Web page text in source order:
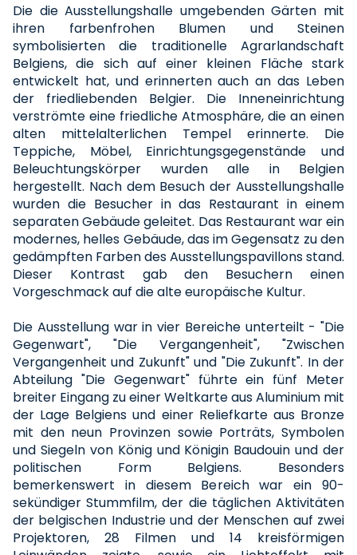
Die die Ausstellungshalle umgebenden Gärten mit
ihren farbenfrohen Blumen und Steinen
symbolisierten die traditionelle Agrarlandschaft
Belgiens, die sich auf einer kleinen Fläche stark
entwickelt hat, und erinnerten auch an das Leben
der friedliebenden Belgier. Die Inneneinrichtung
verströmte eine friedliche Atmosphäre, die an einen
alten mittelalterlichen Tempel erinnerte. Die
Teppiche, Möbel, Einrichtungsgegenstände und
Beleuchtungskörper wurden alle in Belgien
hergestellt. Nach dem Besuch der Ausstellungshalle
wurden die Besucher in das Restaurant in einem
separaten Gebäude geleitet. Das Restaurant war ein
modernes, helles Gebäude, das im Gegensatz zu den
gedämpften Farben des Ausstellungspavillons stand.
Dieser Kontrast gab den Besuchern einen
Vorgeschmack auf die alte europäische Kultur.
Die Ausstellung war in vier Bereiche unterteilt - "Die
Gegenwart", "Die Vergangenheit", "Zwischen
Vergangenheit und Zukunft" und "Die Zukunft". In der
Abteilung "Die Gegenwart" führte ein fünf Meter
breiter Eingang zu einer Weltkarte aus Aluminium mit
der Lage Belgiens und einer Reliefkarte aus Bronze
mit den neun Provinzen sowie Porträts, Symbolen
und Siegeln von König und Königin Baudouin und der
politischen Form Belgiens. Besonders
bemerkenswert in diesem Bereich war ein 90-
sekündiger Stummfilm, der die täglichen Aktivitäten
der belgischen Industrie und der Menschen auf zwei
Projektoren, 28 Filmen und 14 kreisförmigen